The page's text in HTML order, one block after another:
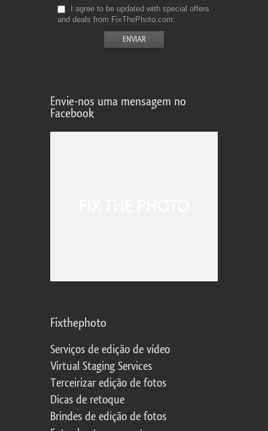
I agree to be updated with special offers
and deals from FixThePhoto.com
Envie-nos uma mensagem no
Facebook
Fixthephoto
Serviços de edição de vídeo
Virtual Staging Services
Terceirizar edição de fotos
Dicas de retoque
Brindes de edição de fotos